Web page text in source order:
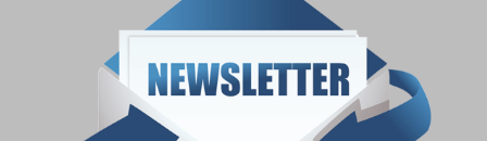
ZAPISZ SIĘ DO NEWSLETTERA
E-mail